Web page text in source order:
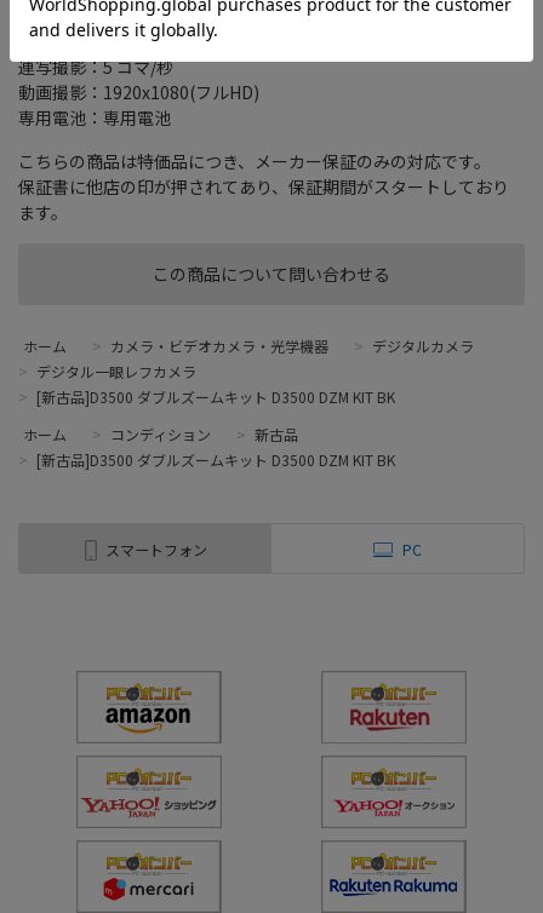
この商品について問い合わせる
液晶モニター：3インチ
記録メディア：SD/SDHC/SDXC
連写撮影：5 コマ/秒
動画撮影：1920x1080(フルHD)
専用電池：専用電池
こちらの商品は特価品につき、メーカー保証のみの対応です。
保証書に他店の印が押されてあり、保証期間がスタートしており
ます。
ホーム > カメラ・ビデオカメラ・光学機器 > デジタルカメラ
> デジタル一眼レフカメラ
> [新古品]D3500 ダブルズームキット D3500 DZM KIT BK
ホーム
> コンディション > 新古品
> [新古品]D3500 ダブルズームキット D3500 DZM KIT BK
スマートフォン PC